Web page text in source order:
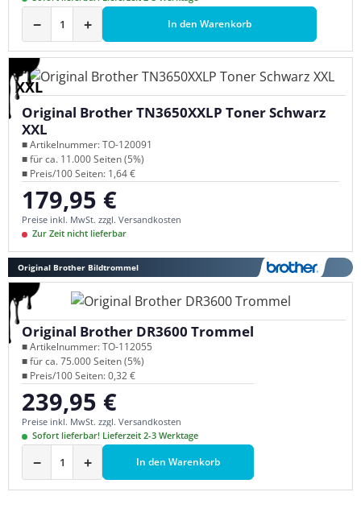
− + In den Warenkorb
XXL
Original Brother TN3650XXLP Toner Schwarz
XXL
■ Artikelnummer: TO-120091
■ für ca. 11.000 Seiten (5%)
■ Preis/100 Seiten: 1,64 €
Regulärer Preis:
179,95 €
Preise inkl. MwSt. zzgl. Versandkosten
Zur Zeit nicht lieferbar
Original Brother Bildtrommel
Original Brother DR3600 Trommel
■ Artikelnummer: TO-112055
■ für ca. 75.000 Seiten (5%)
■ Preis/100 Seiten: 0,32 €
Regulärer Preis:
239,95 €
Preise inkl. MwSt. zzgl. Versandkosten
Sofort lieferbar! Lieferzeit 2-3 Werktage
− + In den Warenkorb